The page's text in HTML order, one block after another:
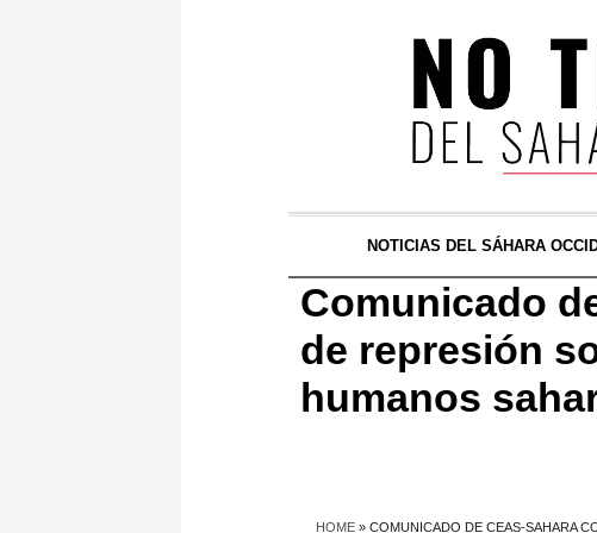
NOTICIAS DEL SÁHARA
Comunicado
de represión
humanos
HOME » COMUNICADO DE CEAS-SAHARA